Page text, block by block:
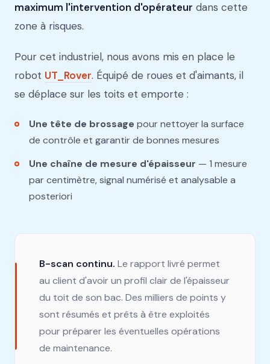
maximum l'intervention d'opérateur dans cette
zone à risques.
Pour cet industriel, nous avons mis en place le
robot UT_Rover. Équipé de roues et d'aimants, il
se déplace sur les toits et emporte :
Une tête de brossage pour nettoyer la surface
de contrôle et garantir de bonnes mesures
Une chaîne de mesure d'épaisseur — 1 mesure
par centimètre, signal numérisé et analysable a
posteriori
B-scan continu. Le rapport livré permet
au client d'avoir un profil clair de l'épaisseur
du toit de son bac. Des milliers de points y
sont résumés et prêts à être exploités
pour préparer les éventuelles opérations
de maintenance.